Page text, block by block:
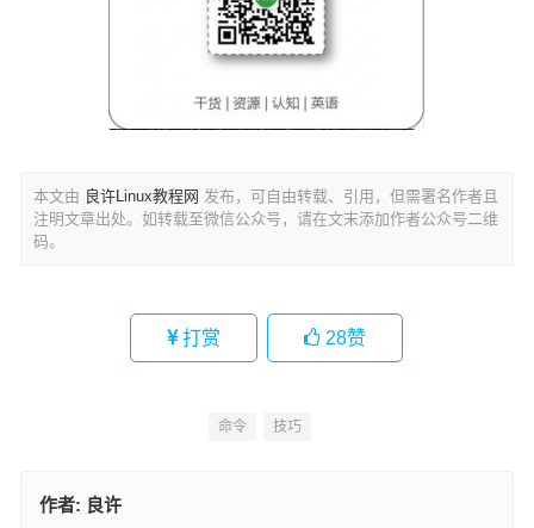
本文由 良许Linux教程网 发布，可自由转载、引用，但需署名作者且
注明文章出处。如转载至微信公众号，请在文末添加作者公众号二维
码。
打赏 28赞
命令 技巧
作者: 良许